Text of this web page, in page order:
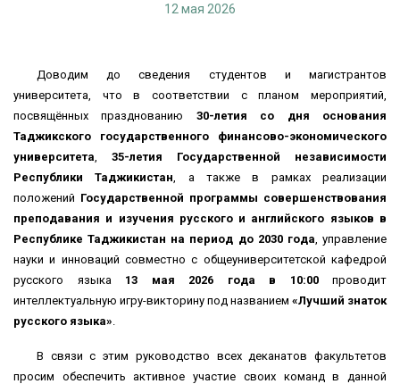
12 мая 2026
Доводим до сведения студентов и магистрантов
университета, что в соответствии с планом мероприятий,
посвящённых празднованию 30-летия со дня основания
Таджикского государственного финансово-экономического
университета
35-летия Государственной независимости
Республики Таджикистан , а также в рамках реализации
положений Государственной программы совершенствования
преподавания и изучения русского и английского языков в
Республике Таджикистан на период до 2030 года , управление
науки и инноваций совместно с общеуниверситетской кафедрой
русского языка 13 мая 2026 года в 10:00проводит
интеллектуальную игру-викторину под названием «Лучший знаток
русского языка»
В связи с этим руководство всех деканатов факультетов
просим обеспечить активное участие своих команд в данной